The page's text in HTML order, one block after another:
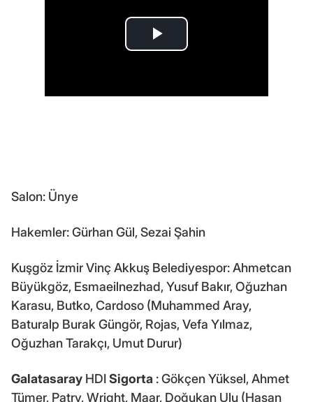
Salon: Ünye
Hakemler: Gürhan Gül, Sezai Şahin
Kuşgöz İzmir Vinç Akkuş Belediyespor: Ahmetcan
Büyükgöz, Esmaeilnezhad, Yusuf Bakır, Oğuzhan
Karasu, Butko, Cardoso (Muhammed Aray,
Baturalp Burak Güngör, Rojas, Vefa Yılmaz,
Oğuzhan Tarakçı, Umut Durur)
Galatasaray HDISigorta : Gökçen Yüksel, Ahmet
Tümer, Patry, Wright, Maar, Doğukan Ulu (Hasan